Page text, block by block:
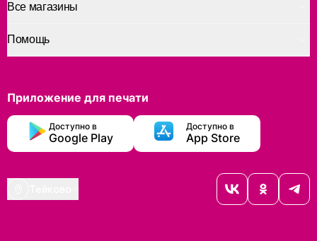
Помощь
Все магазины
Приложение для печати
Доступно в
Google Play
Доступно в
App Store